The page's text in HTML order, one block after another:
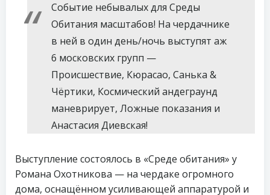
Событие небывалых для Среды
Обитания масштабов! На чердачнике
в ней в один день/ночь выступят аж
6 московских групп —
Происшествие, Кюрасао, Санька &
Чёртики, Космический андеграунд
маневрирует, Ложные показания и
Анастасия Диевская!
Выступление состоялось в «Среде обитания» у
Романа Охотникова — на чердаке огромного
дома, оснащённом усиливающей аппаратурой и